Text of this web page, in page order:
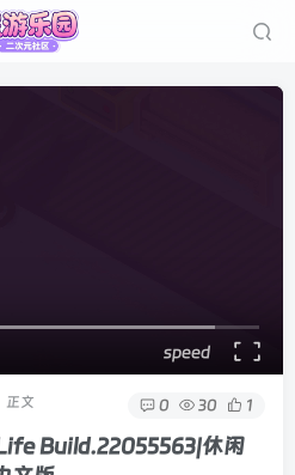
speed
正文 0 30 1
Build.22055563|休闲